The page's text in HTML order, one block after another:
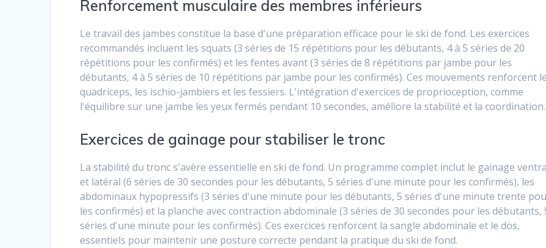
Renforcement musculaire des membres inférieurs
Le travail des jambes constitue la base d'une préparation efficace pour le ski de fond. Les exercices
recommandés incluent les squats (3 séries de 15 répétitions pour les débutants, 4 à 5 séries de 20
répétitions pour les confirmés) et les fentes avant (3 séries de 8 répétitions par jambe pour les
débutants, 4 à 5 séries de 10 répétitions par jambe pour les confirmés). Ces mouvements renforcent
quadriceps, les ischio-jambiers et les fessiers. L'intégration d'exercices de proprioception, comme
l'équilibre sur une jambe les yeux fermés pendant 10 secondes, améliore la stabilité et la coordination.
Exercices de gainage pour stabiliser le tronc
La stabilité du tronc s'avère essentielle en ski de fond. Un programme complet inclut le gainage
et latéral (6 séries de 30 secondes pour les débutants, 5 séries d'une minute pour les confirmés), les
abdominaux hypopressifs (3 séries d'une minute pour les débutants, 5 séries d'une minute trente
les confirmés) et la planche avec contraction abdominale (3 séries de 30 secondes pour les débutants,
séries d'une minute pour les confirmés). Ces exercices renforcent la sangle abdominale et le dos,
essentiels pour maintenir une posture correcte pendant la pratique du ski de fond.